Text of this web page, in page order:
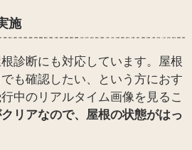
施
診断にも対応しています。屋根
も確認したい、という方におす
中のリアルタイム画像を見るこ
リアなので、屋根の状態がはっ